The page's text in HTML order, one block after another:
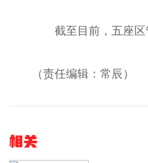
截至目前，五座区
（责任编辑：常辰）
相关